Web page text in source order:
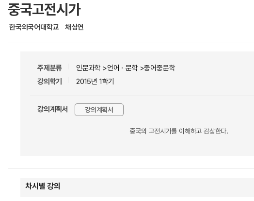
중국고전시가
한국외국어대학교 채심연
주제분류
인문과학 >언어ㆍ문학 >중어중문학
강의학기
2015년 1학기
강의계획서 강의계획서
중국의 고전시가를 이해하고 감상한다.
차시별 강의